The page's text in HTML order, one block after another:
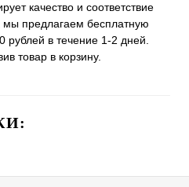
качество и соответствие
мы предлагаем бесплатную
рублей в течение 1-2 дней.
товар в корзину.